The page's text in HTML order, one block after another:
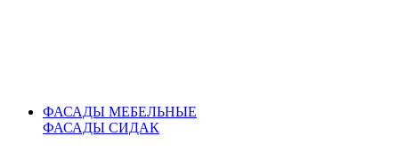
ФАСАДЫ МЕБЕЛЬНЫЕ
ФАСАДЫ СИДАК